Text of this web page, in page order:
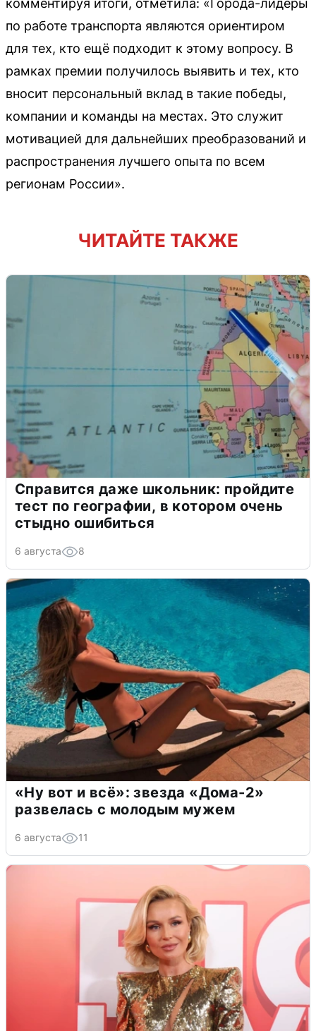
комментируя итоги, отметила: «Города-лидеры
по работе транспорта являются ориентиром
для тех, кто ещё подходит к этому вопросу. В
рамках премии получилось выявить и тех, кто
вносит персональный вклад в такие победы,
компании и команды на местах. Это служит
мотивацией для дальнейших преобразований и
распространения лучшего опыта по всем
регионам России».
ЧИТАЙТЕ ТАКЖЕ
Справится даже школьник: пройдите
тест по географии, в котором очень
стыдно ошибиться
6 августа 8
«Ну вот и всё»: звезда «Дома-2»
развелась с молодым мужем
6 августа 11